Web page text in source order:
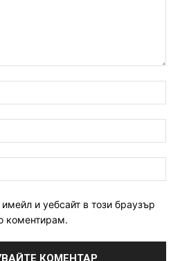
и уебсайт в този браузър
коментирам.